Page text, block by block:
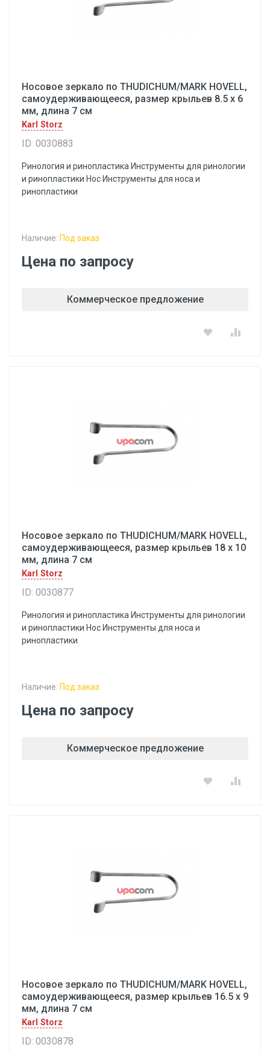
Носовое зеркало по THUDICHUM/MARK HOVELL,
самоудерживающееся, размер крыльев 8.5 х 6
мм, длина 7 см
Karl Storz
ID: 0030883
Ринология и ринопластика Инструменты для ринологии
и ринопластики Hoc Инструменты для носа и
ринопластики
Наличие: Под заказ
Цена по запросу
Коммерческое предложение
Носовое зеркало по THUDICHUM/MARK HOVELL,
самоудерживающееся, размер крыльев 18 x 10
мм, длина 7 см
Karl Storz
ID: 0030877
Ринология и ринопластика Инструменты для ринологии
и ринопластики Hoc Инструменты для носа и
ринопластики
Наличие: Под заказ
Цена по запросу
Коммерческое предложение
Носовое зеркало по THUDICHUM/MARK HOVELL,
самоудерживающееся, размер крыльев 16.5 х 9
мм, длина 7 см
Karl Storz
ID: 0030878